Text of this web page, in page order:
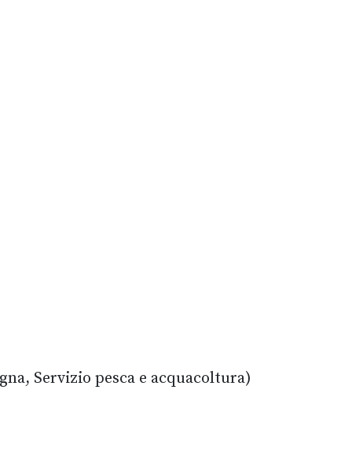
Servizio pesca e acquacoltura)